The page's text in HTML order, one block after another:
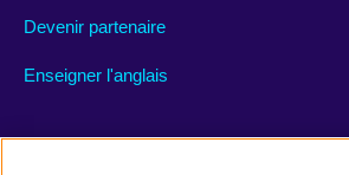
Devenir partenaire
Enseigner l'anglais